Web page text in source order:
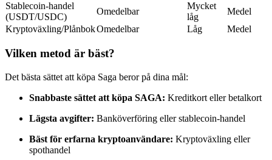
Kopiera Trading
Gå med de bästa handlarna
Bli en Copy Trader
Stablecoin-handel
(USDT/USDC)
Omedelbar
Mycket
låg
Medel
Kryptoväxling/PlånbokOmedelbar Låg Medel
Vilken metod är bäst?
Det bästa sättet att köpa Saga beror på dina mål:
Snabbaste sättet att köpa SAGA: Kreditkort eller betalkort
Lägsta avgifter: Banköverföring eller stablecoin-handel
Bäst för erfarna kryptoanvändare: Kryptoväxling eller
spothandel